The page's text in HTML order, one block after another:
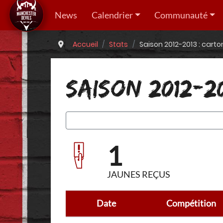
News Calendrier Communauté
Accueil Stats Saison 2012-2013 :
SAISON 2012-
1
JAUNES REÇUS
Date Compétition